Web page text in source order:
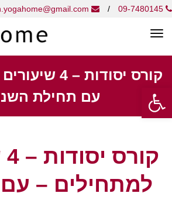
פתח סרגל נגישות
09-7480145
/
תפריט
קורס יסודות
עם תחילת
למתחילים –